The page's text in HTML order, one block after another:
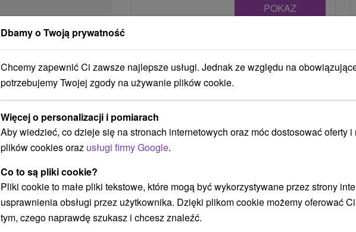
POKAZ
Ak plánujete navštíviť tieto
od457,24zł
Dbamy o Twoją prywatność
Chcemy zapewnić Ci zawsze najlepsze usługi. Jednak ze względu na
potrzebujemy Twojej zgody na używanie plików cookie.
Więcej o personalizacji i pomiarach
Aby wiedzieć, co dzieje się na stronach internetowych oraz móc dostosować oferty i
plików cookies oraz usługi firmy Google.
Co to są pliki cookie?
Pliki cookie to małe pliki tekstowe, które mogą być wykorzystywane przez strony
usprawnienia obsługi przez użytkownika. Dzięki plikom cookie możemy oferować
tym, czego naprawdę szukasz i chcesz znaleźć.